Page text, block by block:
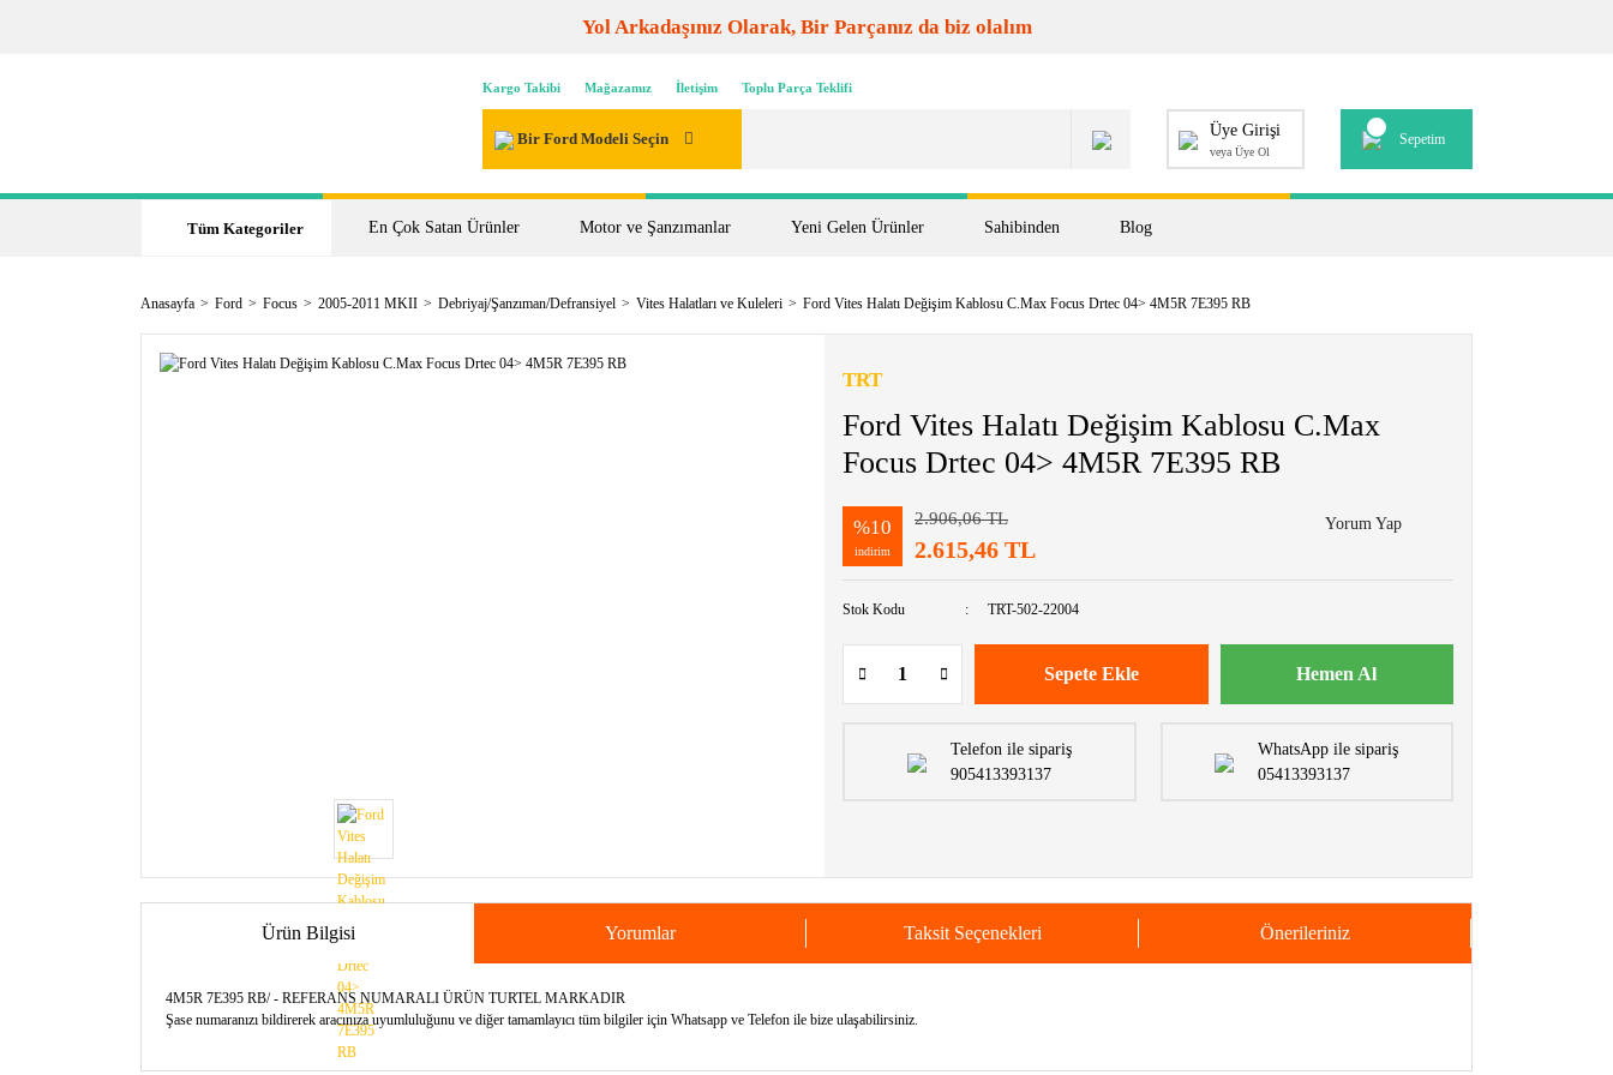
Yol Arkadaşınız Olarak, Bir Parçanız da biz olalım
Kargo Takibi Mağazamız İletişim Toplu Parça Teklifi
Bir Ford Modeli Seçin Üye Girişi
veya Üye Ol
Sepetim
Tüm Kategoriler En Çok Satan Ürünler Motor ve Şanzımanlar Yeni Gelen Ürünler Sahibinden Blog
Anasayfa Ford Focus 2005-2011 MKII Debriyaj/Şanzıman/Defransiyel Vites Halatları ve Kuleleri Ford Vites Halatı Değişim Kablosu C.Max Focus Drtec 04> 4M5R 7E395 RB
TRT
Ford Vites Halatı Değişim Kablosu C.Max
Focus Drtec 04> 4M5R 7E395 RB
%10
indirim
2.906,06 TL
2.615,46 TL
Yorum Yap
Stok Kodu TRT-502-22004
Sepete Ekle Hemen Al
Telefon ile sipariş
905413393137
WhatsApp ile sipariş
05413393137
Ürün Bilgisi Yorumlar Taksit Seçenekleri Önerileriniz
4M5R 7E395 RB/ - REFERANS NUMARALI ÜRÜN TURTEL MARKADIR
Şase numaranızı bildirerek aracınıza uyumluluğunu ve diğer tamamlayıcı tüm bilgiler için Whatsapp ve Telefon ile bize ulaşabilirsiniz.